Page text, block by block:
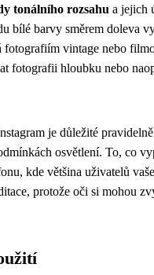
tonálního rozsahu a jejich
bílé barvy směrem doleva
fotografiím vintage nebo
fotografii hloubku nebo
je důležité
osvětlení. To, co
kde většina uživatelů
protože oči si mohou